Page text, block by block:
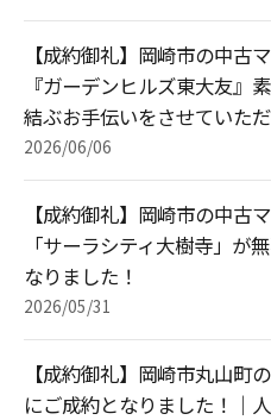
【成約御礼】岡崎市の中古
『ガーデンヒルズ東大友』
結ぶお手伝いをさせていた
2026/06/06
【成約御礼】岡崎市の中古
「サーラシティ大樹寺」が
なりました！
2026/05/31
【成約御礼】岡崎市丸山町
にご成約となりました！｜